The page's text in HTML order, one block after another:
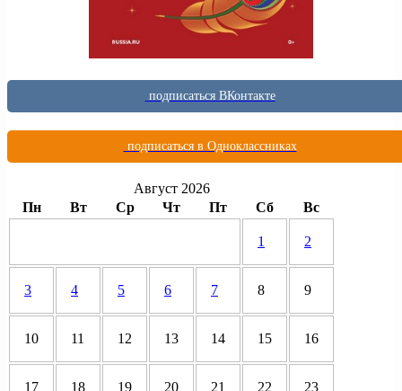
подписаться ВКонтакте
подписаться в Одноклассниках
Август 2026
Пн
Вт Ср Чт Пт Сб Вс
1 2
3 4 5 6 7 8 9
10 11 12 13 14 15 16
17 18 19 20 21 22 23